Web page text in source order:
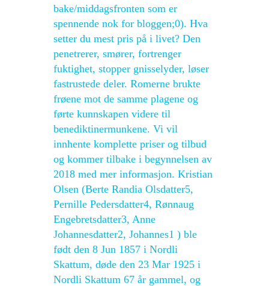
bake/middagsfronten som er
spennende nok for bloggen;0). Hva
setter du mest pris på i livet? Den
penetrerer, smører, fortrenger
fuktighet, stopper gnisselyder, løser
fastrustede deler. Romerne brukte
frøene mot de samme plagene og
førte kunnskapen videre til
benediktinermunkene. Vi vil
innhente komplette priser og tilbud
og kommer tilbake i begynnelsen av
2018 med mer informasjon. Kristian
Olsen (Berte Randia Olsdatter5,
Pernille Pedersdatter4, Rønnaug
Engebretsdatter3, Anne
Johannesdatter2, Johannes1 ) ble
født den 8 Jun 1857 i Nordli
Skattum, døde den 23 Mar 1925 i
Nordli Skattum 67 år gammel, og